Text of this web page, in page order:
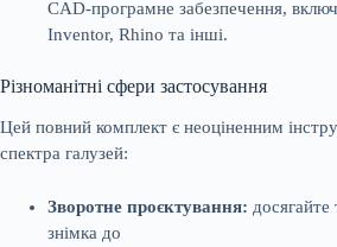
CAD-програмне забезпечення,
Inventor, Rhino та інші.
Різноманітні сфери застосування
Цей повний комплект є неоціненним
спектра галузей:
Зворотне проєктування:
знімка до